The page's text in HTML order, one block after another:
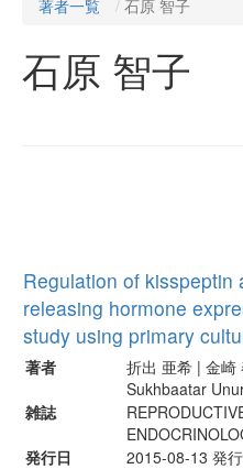
著者一覧 石原 智子
石原 智子
Regulation of kisspeptin
releasing hormone
study using primary
著者
折出 亜希 | 金崎
Sukhbaatar
雑誌
発行日
2015-08-13 発行